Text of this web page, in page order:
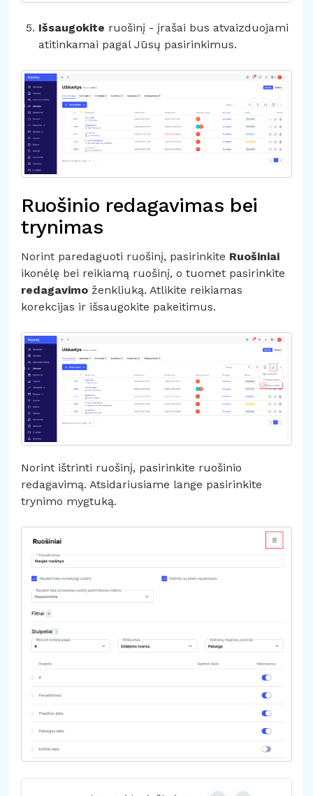
Išsaugokite ruošinį - įrašai bus atvaizduojami
atitinkamai pagal Jūsų pasirinkimus.
Ruošinio redagavimas bei
trynimas
Norint paredaguoti ruošinį, pasirinkite Ruošiniai
ikonėlę bei reikiamą ruošinį, o tuomet pasirinkite
redagavimo ženkliuką. Atlikite reikiamas
korekcijas ir išsaugokite pakeitimus.
Norint ištrinti ruošinį, pasirinkite ruošinio
redagavimą. Atsidariusiame lange pasirinkite
trynimo mygtuką.